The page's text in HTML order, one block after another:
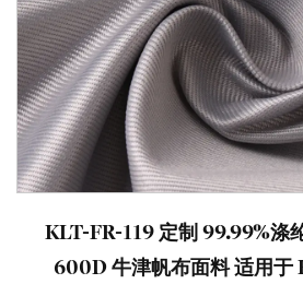
KLT-FR-119 定制 99.99%涤
600D 牛津帆布面料 适用于